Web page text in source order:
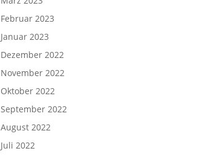
Februar 2023
Januar 2023
Dezember 2022
November 2022
Oktober 2022
September 2022
August 2022
Juli 2022